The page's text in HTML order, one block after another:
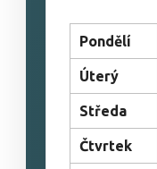
Pondělí
Úterý
Středa
Čtvrtek